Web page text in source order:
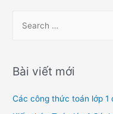
r
h
Bài viết mới
Các công thức toán lớp 1